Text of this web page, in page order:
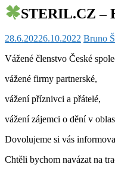
STERIL.CZ –
28.6.20226.10.2022 Bruno
Vážené členstvo České
vážené firmy partnerské,
vážení příznivci a přátelé,
vážení zájemci o dění v
Dovolujeme si vás
Chtěli bychom navázat na